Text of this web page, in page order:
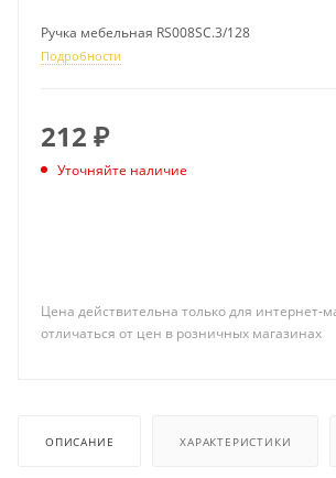
Ручка мебельная RS008SC.3/128
Подробности
212 ₽
Уточняйте наличие
Цена действительна только для интернет-
отличаться от цен в розничных магазинах
ОПИСАНИЕ ХАРАКТЕРИСТИКИ